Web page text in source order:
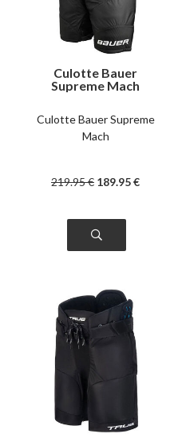
Culotte Bauer
Supreme Mach
Culotte Bauer Supreme
Mach
219.95€ 189.95€